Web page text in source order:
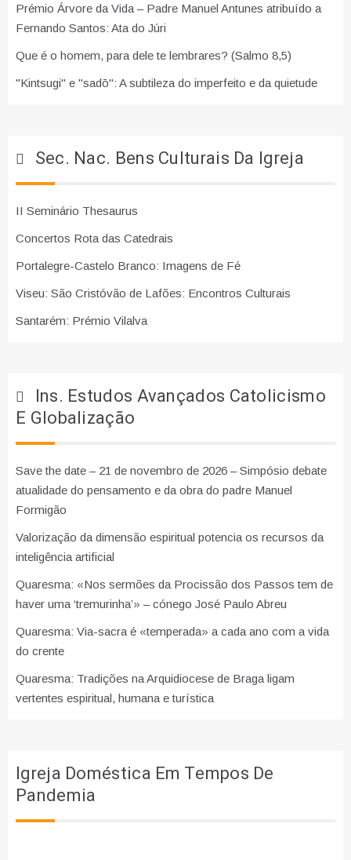
Prémio Árvore da Vida – Padre Manuel Antunes atribuído a
Fernando Santos: Ata do Júri
Que é o homem, para dele te lembrares? (Salmo 8,5)
"Kintsugi" e "sadō": A subtileza do imperfeito e da quietude
Sec. Nac. Bens Culturais Da Igreja
II Seminário Thesaurus
Concertos Rota das Catedrais
Portalegre-Castelo Branco: Imagens de Fé
Viseu: São Cristóvão de Lafões: Encontros Culturais
Santarém: Prémio Vilalva
Ins. Estudos Avançados Catolicismo
E Globalização
Save the date – 21 de novembro de 2026 – Simpósio debate
atualidade do pensamento e da obra do padre Manuel
Formigão
Valorização da dimensão espiritual potencia os recursos da
inteligência artificial
Quaresma: «Nos sermões da Procissão dos Passos tem de
haver uma ‘tremurinha’» – cónego José Paulo Abreu
Quaresma: Via-sacra é «temperada» a cada ano com a vida
do crente
Quaresma: Tradições na Arquidiocese de Braga ligam
vertentes espiritual, humana e turística
Igreja Doméstica Em Tempos De
Pandemia